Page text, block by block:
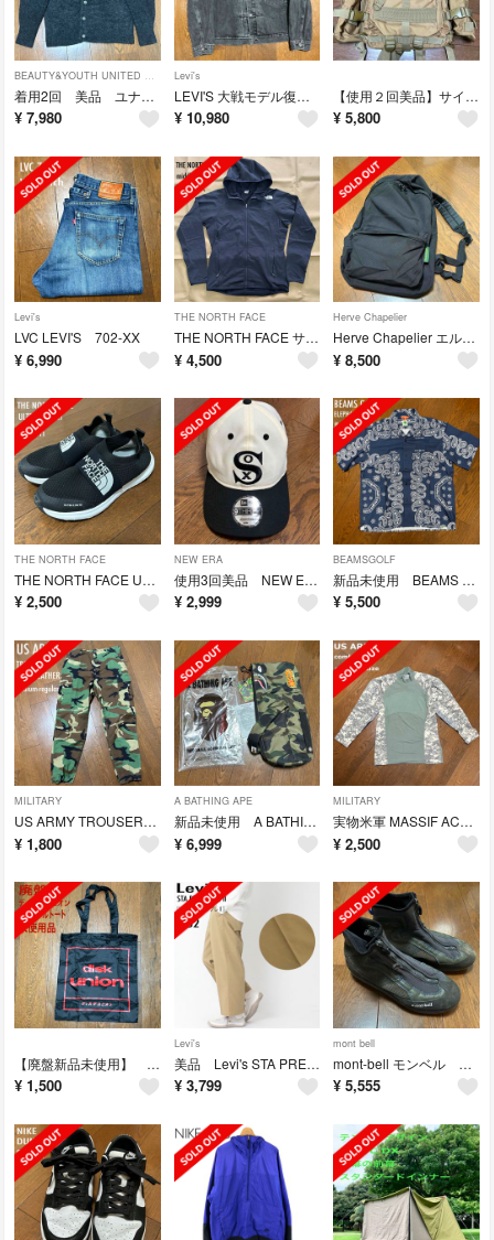
BEAUTY&YOUTH UNITED ARROWS
着用2回 美品 ユナイテッドアローズ モヘアカーディガン Lサイズ
¥ 7,980
Levi's
LEVI'S 大戦モデル復刻 BLACK DENIM JACKET Mサイズ
¥ 10,980
【使用２回美品】サイバトロン バックパック 3Pタクティカル リュックデイパック
¥ 5,800
Levi's
LVC LEVI'S 702-XX
¥ 6,990
THE NORTH FACE
THE NORTH FACE サーマルバーサグリッドフーディ LサイズBLACK
¥ 4,500
Herve Chapelier
Herve Chapelier エルベ シャプリエ 946 L ノアール（黒）
¥ 8,500
THE NORTH FACE
THE NORTH FACE ULTRA LOWⅢ 26㎝
¥ 2,500
NEW ERA
使用3回美品 NEW ERA クーパーズタウン シカゴホワイトソックス
¥ 2,999
BEAMSGOLF
新品未使用 BEAMS GOLF ELEPHANT BRAND Mサイズ
¥ 5,500
MILITARY
US ARMY TROUSERS HOT WEATHER used
¥ 1,800
A BATHING APE
新品未使用 A BATHING APE ボトル/ワインホルダー
¥ 6,999
MILITARY
実物米軍 MASSIF ACU デジタルカモ コンバットシャツ medium
¥ 2,500
【廃盤新品未使用】 ディスクユニオン パッカブルトートdiskunion
¥ 1,500
Levi's
美品 Levi's STA PREST WLC II ワイド スタプレ チノ
¥ 3,799
mont bell
mont-bell モンベル サワートレッカー USED 25.5㎝
¥ 5,555